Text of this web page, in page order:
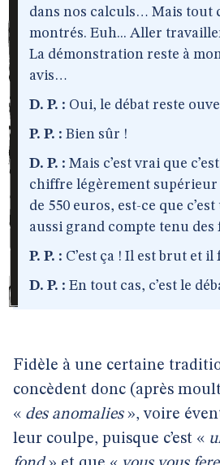
dans nos calculs… Mais tout
montrés. Euh... Aller
La démonstration reste à
avis…
D. P. : Oui, le débat reste
P. P. : Bien sûr !
D. P. : Mais c’est vrai que
chiffre légèrement
de 550 euros, est-ce que
aussi grand compte tenu
P. P. : C’est ça ! Il est brut et
D. P. : En tout cas, c’est le
Fidèle à une certaine
concèdent donc (après
« des anomalies», voire
leur coulpe, puisque c’est «